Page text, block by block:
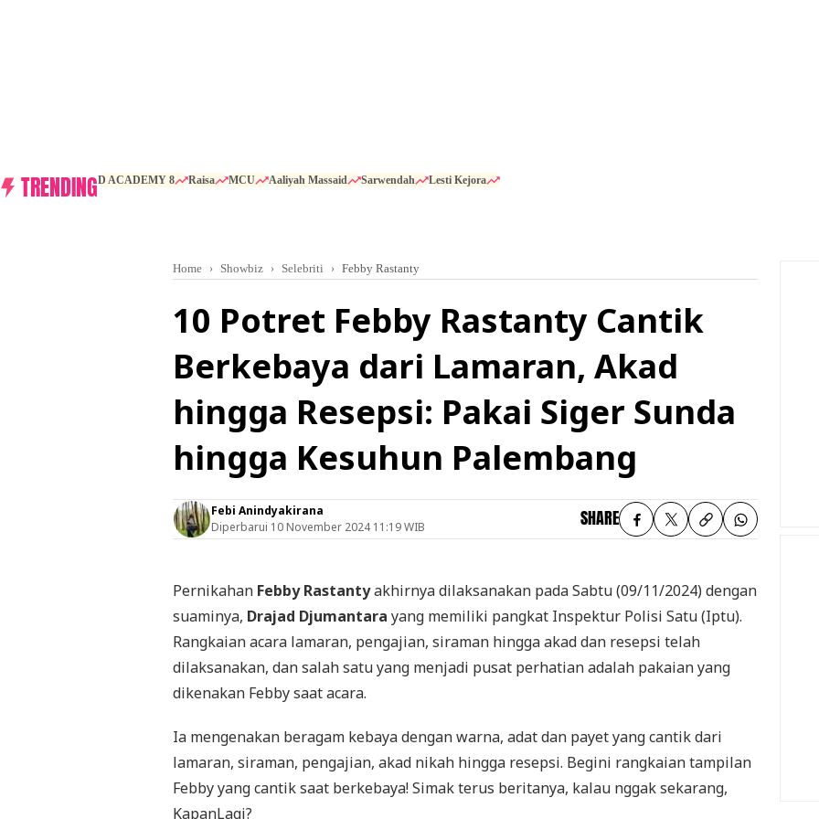
TRENDINGD ACADEMY 8 Raisa MCU Aaliyah Massaid Sarwendah Lesti Kejora
Home Showbiz Selebriti Febby Rastanty
10 Potret Febby Rastanty Cantik
Berkebaya dari Lamaran, Akad
hingga Resepsi: Pakai Siger Sunda
hingga Kesuhun Palembang
Febi Anindyakirana
Diperbarui 10 November 2024 11:19 WIB SHARE
Pernikahan Febby Rastantyakhirnya dilaksanakan pada Sabtu (09/11/2024) dengan
suaminya, Drajad Djumantara yang memiliki pangkat Inspektur Polisi Satu (Iptu).
Rangkaian acara lamaran, pengajian, siraman hingga akad dan resepsi telah
dilaksanakan, dan salah satu yang menjadi pusat perhatian adalah pakaian yang
dikenakan Febby saat acara.
Ia mengenakan beragam kebaya dengan warna, adat dan payet yang cantik dari
lamaran, siraman, pengajian, akad nikah hingga resepsi. Begini rangkaian tampilan
Febby yang cantik saat berkebaya! Simak terus beritanya, kalau nggak sekarang,
KapanLagi?